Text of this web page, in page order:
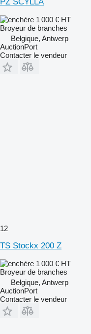
1 000 € HT
Broyeur de branches
Belgique, Antwerp
AuctionPort
Contacter le vendeur
12
TS Stockx 200 Z
1 000 € HT
Broyeur de branches
Belgique, Antwerp
AuctionPort
Contacter le vendeur